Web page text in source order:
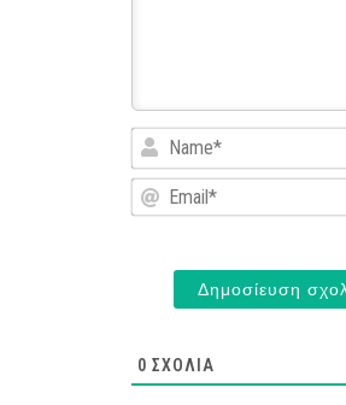
0 ΣΧΌΛΙΑ